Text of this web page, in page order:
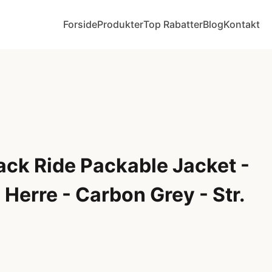
ForsideProdukterTop RabatterBlogKontakt
Ride Packable Jacket -
- Carbon Grey - Str.